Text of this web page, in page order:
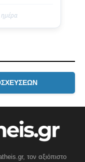
ημέρα
τον αξιόπιστο